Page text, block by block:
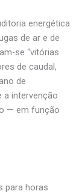
energética
de ar e de
se “vitórias
de caudal,
de
a intervenção
— em função
para horas